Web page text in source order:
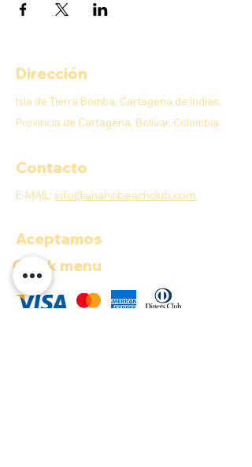
Dirección
Isla de Tierra Bomba, Cartagena de Indias,
Provincia de Cartagena, Bolívar, Colombia
Contacto
E-MAIL: info@anahobeachclub.com
Aceptamos
Quick menu